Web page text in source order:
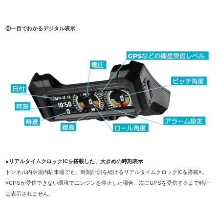
②一目でわかるデジタル表示
● リアルタイムクロックICを搭載した、大きめの時刻表示
トンネル内や屋内駐車場でも、時刻計測を続けるリアルタイムクロックICを搭載※。
※GPSが受信できない環境でエンジンを停止した場合、次にGPSを受信するまで時計
は表示されません。